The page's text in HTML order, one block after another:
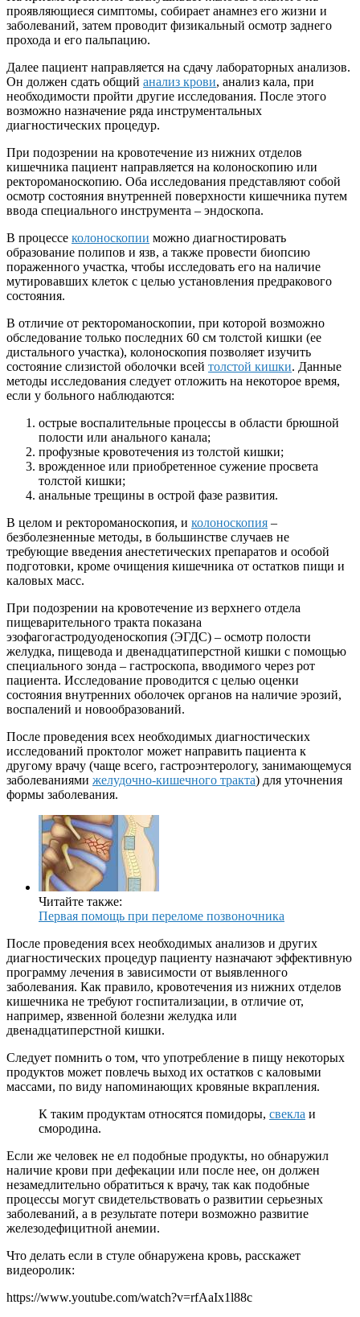
проявляющиеся симптомы, собирает анамнез его жизни и
заболеваний, затем проводит физикальный осмотр заднего
прохода и его пальпацию.
Далее пациент направляется на сдачу лабораторных анализов.
Он должен сдать общий анализ крови, анализ кала, при
необходимости пройти другие исследования. После этого
возможно назначение ряда инструментальных
диагностических процедур.
При подозрении на кровотечение из нижних отделов
кишечника пациент направляется на колоноскопию или
ректороманоскопию. Оба исследования представляют собой
осмотр состояния внутренней поверхности кишечника путем
ввода специального инструмента – эндоскопа.
В процессе колоноскопии можно диагностировать
образование полипов и язв, а также провести биопсию
пораженного участка, чтобы исследовать его на наличие
мутировавших клеток с целью установления предракового
состояния.
В отличие от ректороманоскопии, при которой возможно
обследование только последних 60 см толстой кишки (ее
дистального участка), колоноскопия позволяет изучить
состояние слизистой оболочки всей толстой кишки. Данные
методы исследования следует отложить на некоторое время,
если у больного наблюдаются:
острые воспалительные процессы в области брюшной
полости или анального канала;
профузные кровотечения из толстой кишки;
врожденное или приобретенное сужение просвета
толстой кишки;
анальные трещины в острой фазе развития.
В целом и ректороманоскопия, и колоноскопия –
безболезненные методы, в большинстве случаев не
требующие введения анестетических препаратов и особой
подготовки, кроме очищения кишечника от остатков пищи и
каловых масс.
При подозрении на кровотечение из верхнего отдела
пищеварительного тракта показана
эзофагогастродуоденоскопия (ЭГДС) – осмотр полости
желудка, пищевода и двенадцатиперстной кишки с помощью
специального зонда – гастроскопа, вводимого через рот
пациента. Исследование проводится с целью оценки
состояния внутренних оболочек органов на наличие эрозий,
воспалений и новообразований.
После проведения всех необходимых диагностических
исследований проктолог может направить пациента к
другому врачу (чаще всего, гастроэнтерологу, занимающемуся
заболеваниями желудочно-кишечного тракта) для уточнения
формы заболевания.
Читайте также:
Первая помощь при переломе позвоночника
После проведения всех необходимых анализов и других
диагностических процедур пациенту назначают эффективную
программу лечения в зависимости от выявленного
заболевания. Как правило, кровотечения из нижних отделов
кишечника не требуют госпитализации, в отличие от,
например, язвенной болезни желудка или
двенадцатиперстной кишки.
Следует помнить о том, что употребление в пищу некоторых
продуктов может повлечь выход их остатков с каловыми
массами, по виду напоминающих кровяные вкрапления.
К таким продуктам относятся помидоры, свекла и
смородина.
Если же человек не ел подобные продукты, но обнаружил
наличие крови при дефекации или после нее, он должен
незамедлительно обратиться к врачу, так как подобные
процессы могут свидетельствовать о развитии серьезных
заболеваний, а в результате потери возможно развитие
железодефицитной анемии.
Что делать если в стуле обнаружена кровь, расскажет
видеоролик:
https://www.youtube.com/watch?v=rfAaIx1l88c